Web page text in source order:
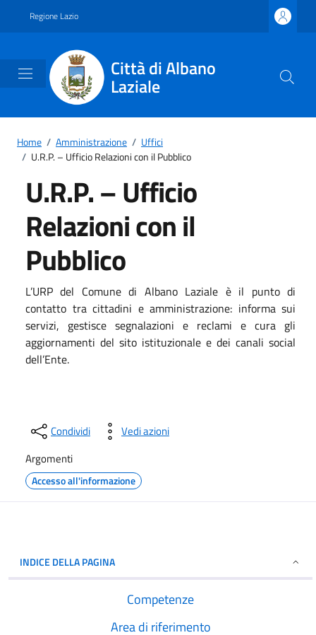
Regione Lazio
Città di Albano
Laziale
Home / Amministrazione / Uffici
/ U.R.P. – Ufficio Relazioni con il Pubblico
U.R.P. – Ufficio
Relazioni con il
Pubblico
L’URP del Comune di Albano Laziale è il punto di
contatto tra cittadini e amministrazione: informa sui
servizi, gestisce segnalazioni e reclami e cura gli
aggiornamenti del sito istituzionale e dei canali social
dell’Ente.
Condividi
Vedi azioni
Argomenti
Accesso all'informazione
INDICE DELLA PAGINA
Competenze
Area di riferimento